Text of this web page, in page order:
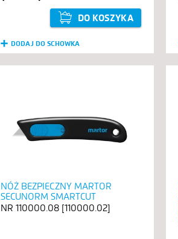
DO KOSZYKA
DODAJ DO SCHOWKA
NÓŻ BEZPIECZNY MARTOR
SECUNORM SMARTCUT
110000.08 [110000.02]